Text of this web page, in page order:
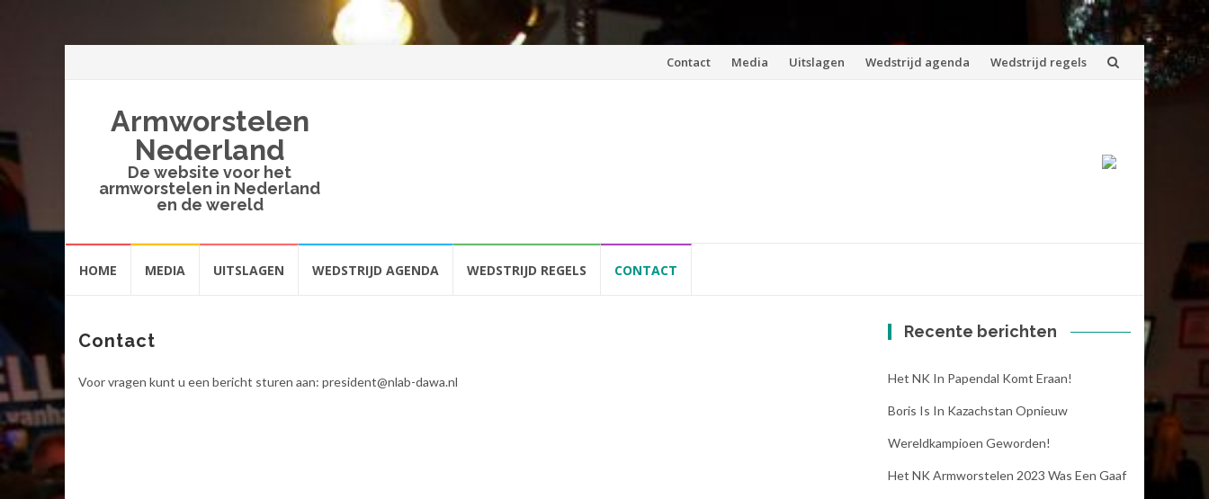
Spring
Contact Media Uitslagen Wedstrijd agenda Wedstrijd regels
Armworstelen
Nederland
De website voor het
armworstelen in Nederland
en de wereld
naarHOME MEDIA UITSLAGEN WEDSTRIJD AGENDA WEDSTRIJD REGELS CONTACT
Contact
Voor vragen kunt u een bericht sturen aan: president@nlab-dawa.nl
Recente berichten
Het NK In Papendal Komt Eraan!
Boris Is In Kazachstan Opnieuw
Wereldkampioen Geworden!
Het NK Armworstelen 2023 Was Een Gaaf